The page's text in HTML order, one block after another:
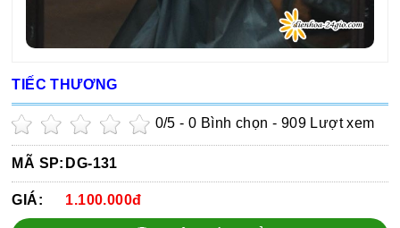
TIẾC THƯƠNG
0/5 -0 Bình chọn - 909 Lượt xem
MÃ SP: DG-131
GIÁ: 1.100.000đ